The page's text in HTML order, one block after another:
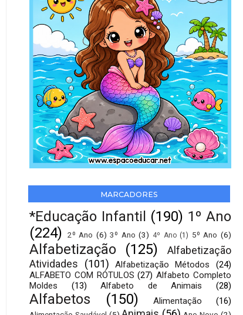
MARCADORES
*Educação Infantil (190) 1º Ano
(224)
2º Ano (6) 3º Ano (3) 4º Ano (1) 5º Ano (6)
Alfabetização (125)
Alfabetização
Atividades
(101) Alfabetização Métodos
(24)
ALFABETO COM RÓTULOS (27) Alfabeto Completo
Moldes
(13) Alfabeto de Animais (28)
Alfabetos (150) Alimentação (16)